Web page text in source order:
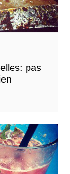
pas